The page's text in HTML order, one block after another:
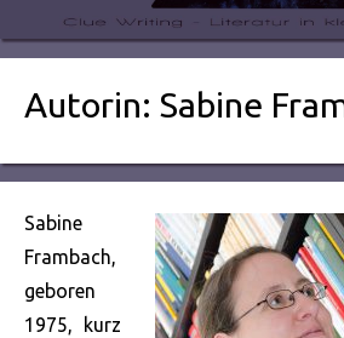
Clue Writing
Autorin: Sabine
Sabine
Frambach,
geboren
1975, kurz